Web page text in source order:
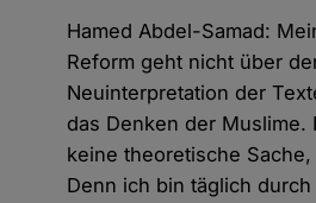
Hamed Abdel-Samad:
Reform geht nicht über
Neuinterpretation der
das Denken der Muslime.
keine theoretische
Denn ich bin täglich